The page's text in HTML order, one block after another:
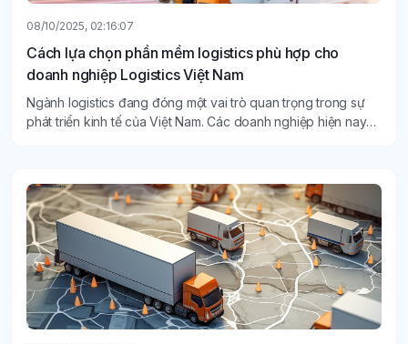
08/10/2025, 02:16:07
Cách lựa chọn phần mềm logistics phù hợp cho
doanh nghiệp Logistics Việt Nam
Ngành logistics đang đóng một vai trò quan trọng trong sự
phát triển kinh tế của Việt Nam. Các doanh nghiệp hiện nay